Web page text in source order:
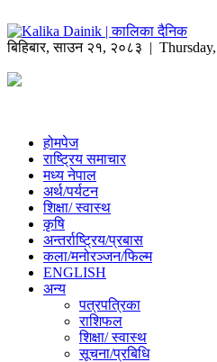
बिहिबार,साउन २१, २०८३ |
होमपेज
राष्ट्रिय समाचार
मध्य नेपाल
अर्थ/पर्यटन
शिक्षा/ स्वास्थ
कृषि
अन्तर्राष्ट्रिय/प्रबास
कला/मनोरञ्जन/फिल्म
ENGLISH
अन्य
पत्रपत्रिका
राशिफल
शिक्षा/ स्वास्थ
सूचना/प्रबिधि